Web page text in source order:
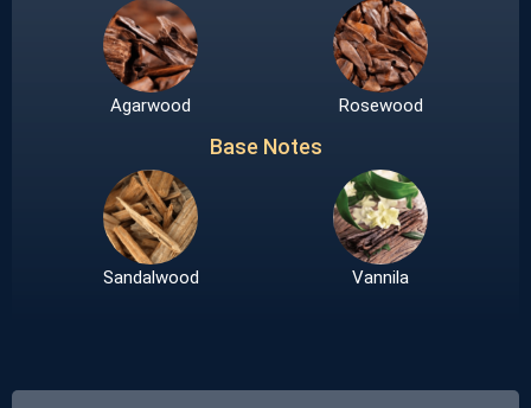
Agarwood Rosewood
Base Notes
Sandalwood Vannila